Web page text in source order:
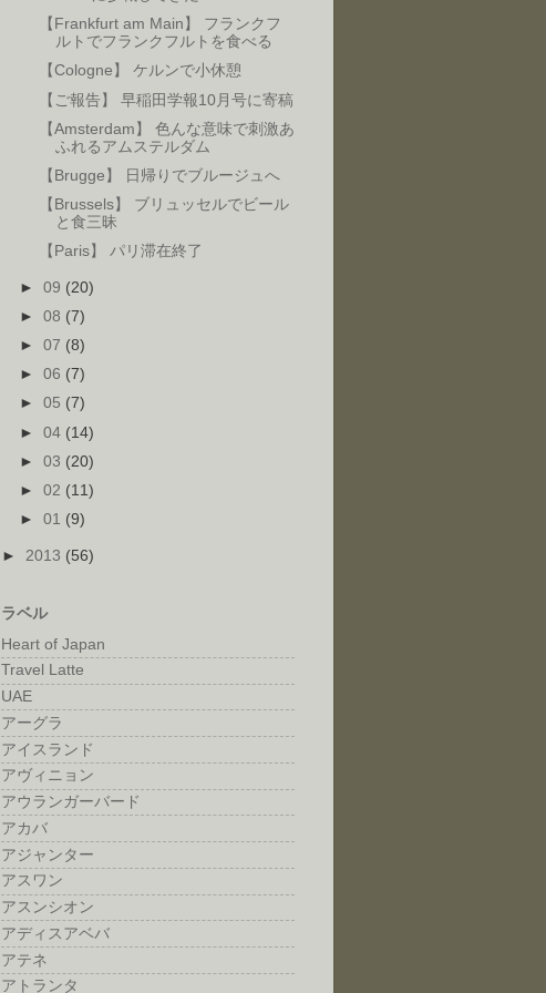
【Frankfurt am Main】 フランクフ
ルトでフランクフルトを食べる
【Cologne】 ケルンで小休憩
【ご報告】 早稲田学報10月号に寄稿
【Amsterdam】 色んな意味で刺激あ
ふれるアムステルダム
【Brugge】 日帰りでブルージュへ
【Brussels】 ブリュッセルでビール
と食三昧
【Paris】 パリ滞在終了
►09 (20)
►08 (7)
►07 (8)
►06 (7)
►05 (7)
►04 (14)
►03 (20)
►02 (11)
►01 (9)
► 2013 (56)
ラベル
Heart of Japan
Travel Latte
UAE
アーグラ
アイスランド
アヴィニョン
アウランガーバード
アカバ
アジャンター
アスワン
アスンシオン
アディスアベバ
アテネ
アトランタ